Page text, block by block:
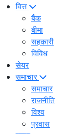
वित्त
बैंक
बीमा
सहकारी
विविध
सेयर
समाचार
समाचार
राजनीति
विश्व
प्रवास